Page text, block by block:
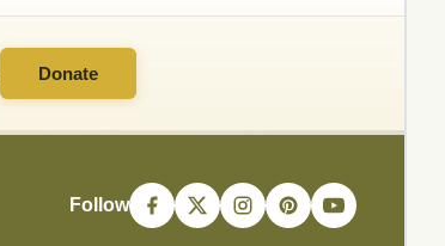
Donate
Follow